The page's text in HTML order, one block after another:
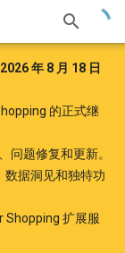
2026 年 8 月 18 日
的正式继
问题修复和更新。
数据洞见和独特功
Shopping 扩展服